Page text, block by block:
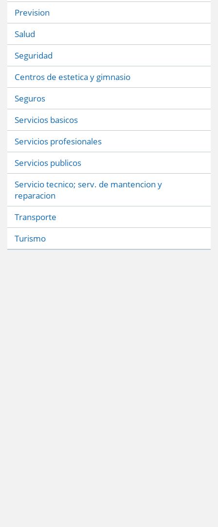
Prevision
Salud
Seguridad
Centros de estetica y gimnasio
Seguros
Servicios basicos
Servicios profesionales
Servicios publicos
Servicio tecnico; serv. de mantencion y
reparacion
Transporte
Turismo